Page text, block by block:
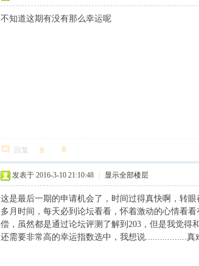
不知道这期有没有那么幸运呢
回复
发表于 2016-3-10 21:10:48 显示全部楼层
这是最后一期的申请机会了，时间过得真快啊，转
多月时间，每天必到论坛看看，怀着激动的心情看
偿，虽然都是通过论坛评测了解到203，但是我觉
还需要非常高的幸运指数选中，我想说.................真